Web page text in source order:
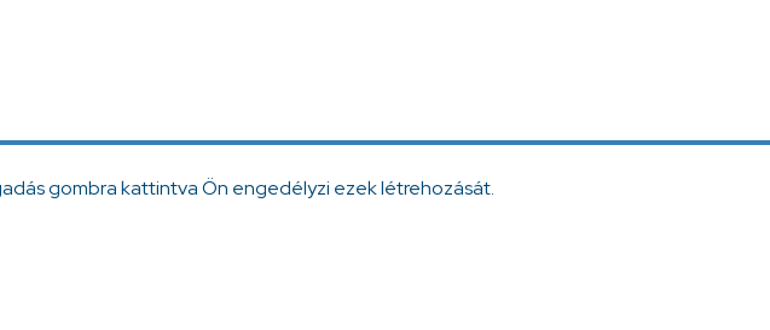
gombra kattintva Ön engedélyzi ezek létrehozását.